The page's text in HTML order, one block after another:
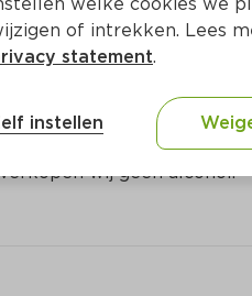
wij geen alcohol.
of intrekken. Lees
statement.
instellen